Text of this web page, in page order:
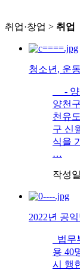
취업·창업 > 취업
청소년, 운
- 양
양천
천유
구 신
식을
…
작성
2022년 공
법무
용 40
시 행